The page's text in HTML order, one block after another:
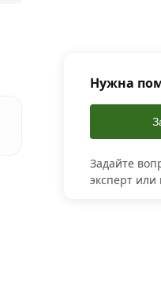
Нужна
Задайте
эксперт или